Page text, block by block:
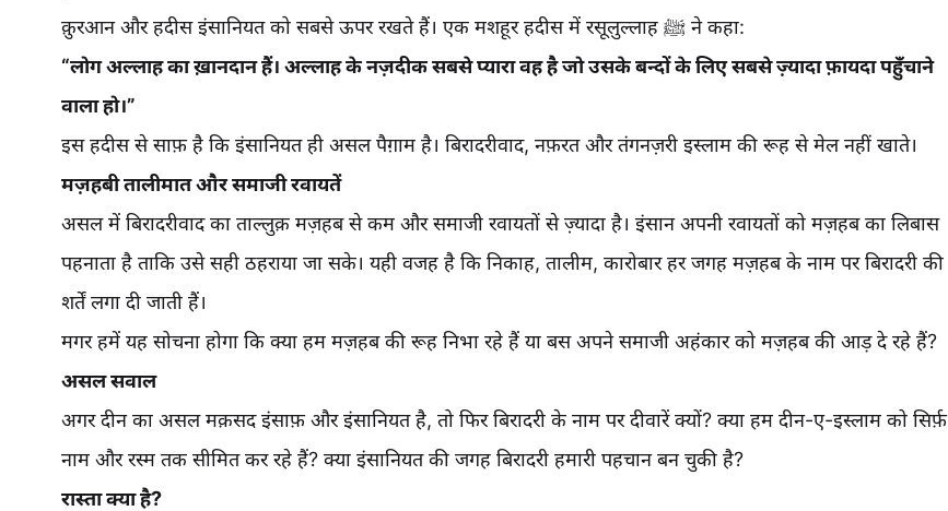
क़ुरआन और हदीस इंसानियत को सबसे ऊपर रखते हैं। एक मशहूर हदीस में रसूलुल्लाह ﷺ ने कहा:
“लोग अल्लाह का ख़ानदान हैं। अल्लाह के नज़दीक सबसे प्यारा वह है जो उसके बन्दों के लिए सबसे ज़्यादा फ़ायदा पहुँचाने
वाला हो।”
इस हदीस से साफ़ है कि इंसानियत ही असल पैग़ाम है। बिरादरीवाद, नफ़रत और तंगनज़री इस्लाम की रूह से मेल नहीं खाते।
मज़हबी तालीमात और समाजी रवायतें
असल में बिरादरीवाद का ताल्लुक़ मज़हब से कम और समाजी रवायतों से ज़्यादा है। इंसान अपनी रवायतों को मज़हब का लिबास
पहनाता है ताकि उसे सही ठहराया जा सके। यही वजह है कि निकाह, तालीम, कारोबार हर जगह मज़हब के नाम पर बिरादरी की
शर्तें लगा दी जाती हैं।
मगर हमें यह सोचना होगा कि क्या हम मज़हब की रूह निभा रहे हैं या बस अपने समाजी अहंकार को मज़हब की आड़ दे रहे हैं?
असल सवाल
अगर दीन का असल मक़सद इंसाफ़ और इंसानियत है, तो फिर बिरादरी के नाम पर दीवारें क्यों? क्या हम दीन-ए-इस्लाम को सिर्फ़
नाम और रस्म तक सीमित कर रहे हैं? क्या इंसानियत की जगह बिरादरी हमारी पहचान बन चुकी है?
रास्ता क्या है?